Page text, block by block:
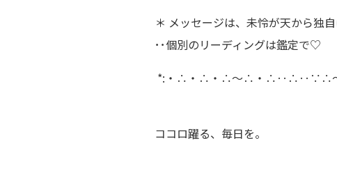
＊ メッセージは、未怜が天から独
･･個別のリーディングは鑑定で♡
*:・∴・∴・∴～∴・∴‥∴‥∵∴
ココロ躍る、毎日を。